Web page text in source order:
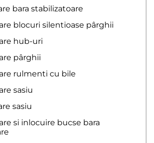
bara stabilizatoare
blocuri silentioase pârghii
hub-uri
pârghii
rulmenti cu bile
sasiu
sasiu
si inlocuire bucse bara